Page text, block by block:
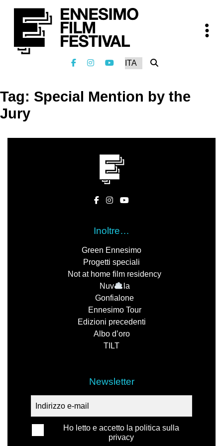
Tag: Special Mention by the
Jury
Inoltre…
Green Ennesimo
Progetti speciali
Not at home film residency
Nuv
la
Gonfialone
Ennesimo Tour
Edizioni precedenti
Albo d’oro
TILT
Newsletter
Ho letto e accetto la politica sulla
privacy